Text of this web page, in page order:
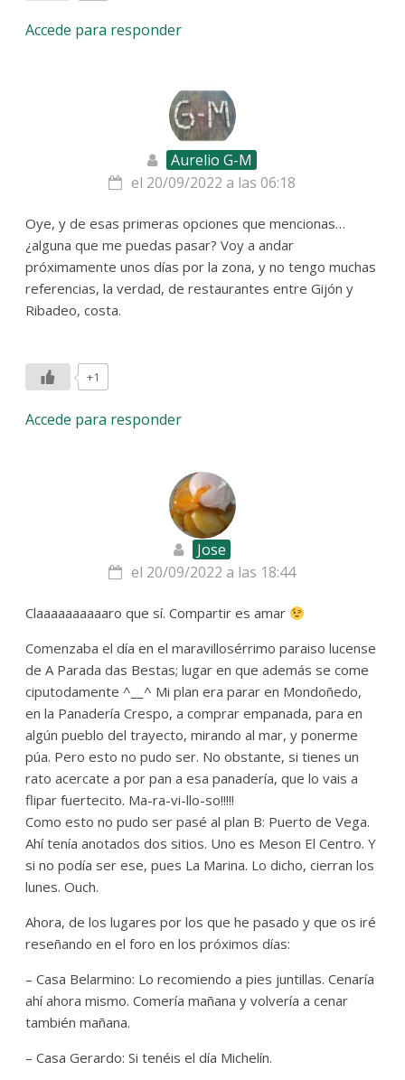
Accede para responder
Aurelio G-M
el 20/09/2022 a las 06:18
Oye, y de esas primeras opciones que mencionas…
¿alguna que me puedas pasar? Voy a andar
próximamente unos días por la zona, y no tengo muchas
referencias, la verdad, de restaurantes entre Gijón y
Ribadeo, costa.
+1
Accede para responder
Jose
el 20/09/2022 a las 18:44
Claaaaaaaaaaro que sí. Compartir es amar
Comenzaba el día en el maravillosérrimo paraiso lucense
de A Parada das Bestas; lugar en que además se come
ciputodamente ^__^ Mi plan era parar en Mondoñedo,
en la Panadería Crespo, a comprar empanada, para en
algún pueblo del trayecto, mirando al mar, y ponerme
púa. Pero esto no pudo ser. No obstante, si tienes un
rato acercate a por pan a esa panadería, que lo vais a
flipar fuertecito. Ma-ra-vi-llo-so!!!!!
Como esto no pudo ser pasé al plan B: Puerto de Vega.
Ahí tenía anotados dos sitios. Uno es Meson El Centro. Y
si no podía ser ese, pues La Marina. Lo dicho, cierran los
lunes. Ouch.
Ahora, de los lugares por los que he pasado y que os iré
reseñando en el foro en los próximos días:
– Casa Belarmino: Lo recomiendo a pies juntillas. Cenaría
ahí ahora mismo. Comería mañana y volvería a cenar
también mañana.
– Casa Gerardo: Si tenéis el día Michelín.